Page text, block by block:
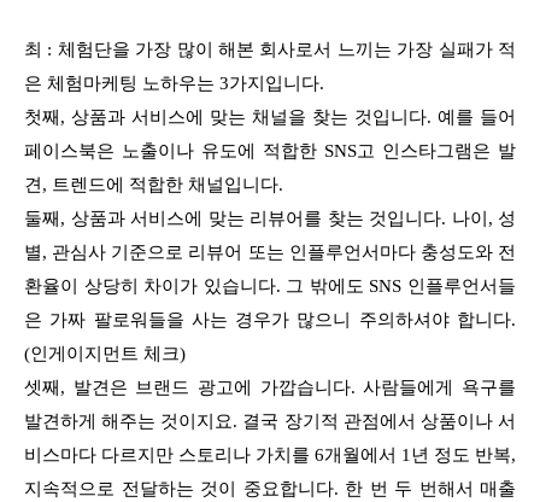
최 : 체험단을 가장 많이 해본 회사로서 느끼는 가장 실패가 적
은 체험마케팅 노하우는 3가지입니다.
첫째, 상품과 서비스에 맞는 채널을 찾는 것입니다. 예를 들어
페이스북은 노출이나 유도에 적합한 SNS고 인스타그램은 발
견, 트렌드에 적합한 채널입니다.
둘째, 상품과 서비스에 맞는 리뷰어를 찾는 것입니다. 나이, 성
별, 관심사 기준으로 리뷰어 또는 인플루언서마다 충성도와 전
환율이 상당히 차이가 있습니다. 그 밖에도 SNS 인플루언서들
은 가짜 팔로워들을 사는 경우가 많으니 주의하셔야 합니다.
(인게이지먼트 체크)
셋째, 발견은 브랜드 광고에 가깝습니다. 사람들에게 욕구를
발견하게 해주는 것이지요. 결국 장기적 관점에서 상품이나 서
비스마다 다르지만 스토리나 가치를 6개월에서 1년 정도 반복,
지속적으로 전달하는 것이 중요합니다. 한 번 두 번해서 매출